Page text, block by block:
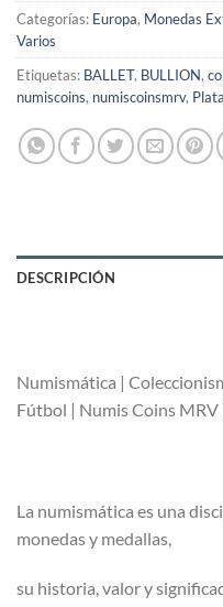
Categorías: Europa, Monedas
Varios
Etiquetas: BALLET, BULLION,
numiscoins, numiscoinsmrv, Plata
DESCRIPCIÓN
Numismática |
Fútbol | Numis Coins MRV
La numismática es una
monedas y medallas,
su historia, valor y